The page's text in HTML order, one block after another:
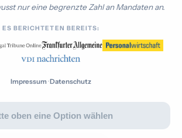
nur eine begrenzte Zahl an Mandaten an.
ES BERICHTETEN BEREITS:
Impressum ·Datenschutz
oben eine Option wählen
– vollständig und